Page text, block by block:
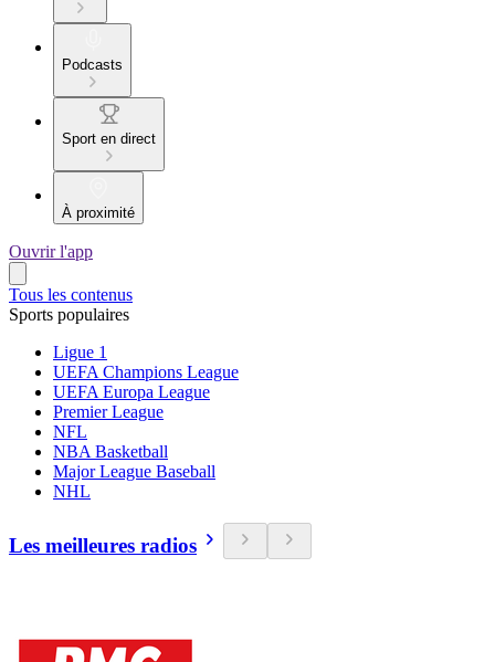
Podcasts
Sport en direct
À proximité
Ouvrir l'app
Tous les contenus
Sports populaires
Ligue 1
UEFA Champions League
UEFA Europa League
Premier League
NFL
NBA Basketball
Major League Baseball
NHL
Les meilleures radios